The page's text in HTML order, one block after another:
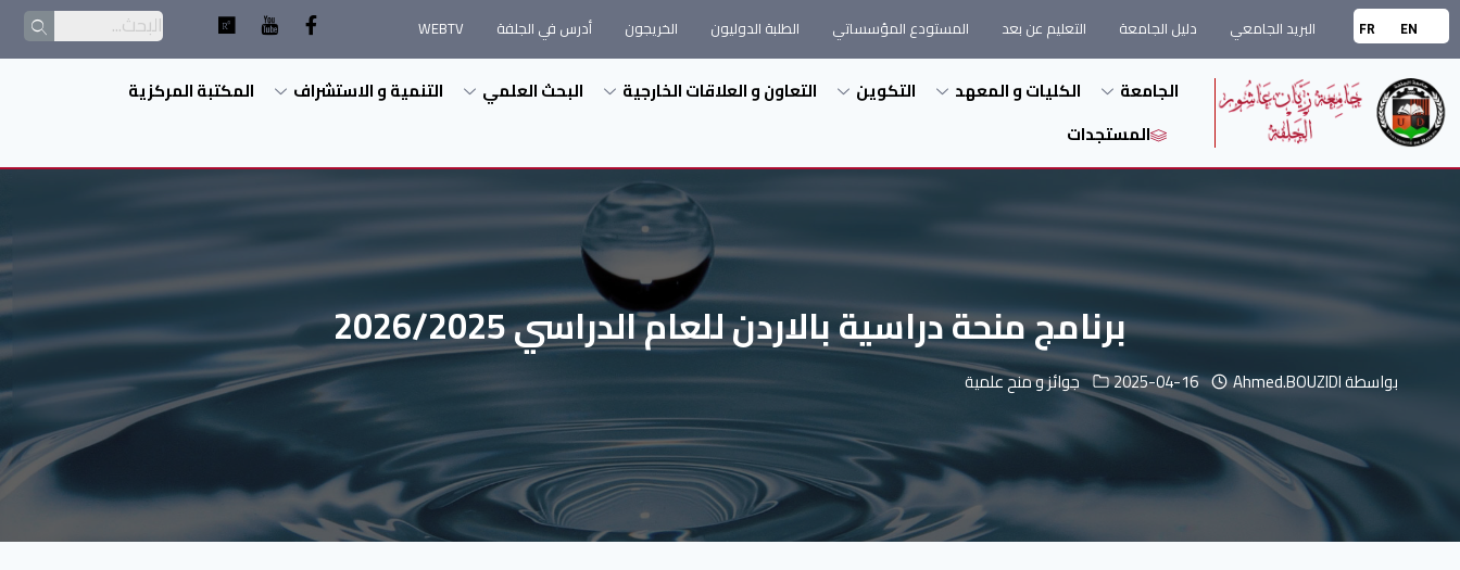
EN
FR البريد الجامعي دليل الجامعة التعليم عن بعد المستودع المؤسساتي الطلبة الدوليون الخريجون أدرس في الجلفة WEBTV
الجامعة الكليات و المعهد التكوين التعاون و العلاقات الخارجية البحث العلمي التنمية و الاستشراف
المكتبة المركزية
المستجدات
برنامج منحة دراسية بالاردن للعام الدراسي 2026/2025
بواسطةAhmed.BOUZIDI
2025-04-16 جوائز و منح علمية